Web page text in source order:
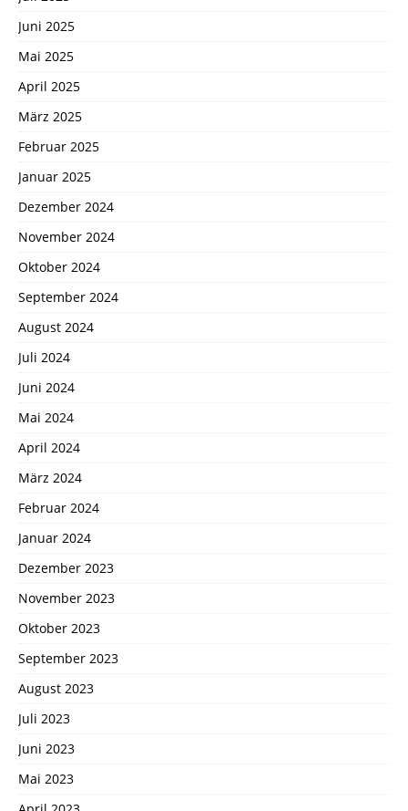
Juni 2025
Mai 2025
April 2025
März 2025
Februar 2025
Januar 2025
Dezember 2024
November 2024
Oktober 2024
September 2024
August 2024
Juli 2024
Juni 2024
Mai 2024
April 2024
März 2024
Februar 2024
Januar 2024
Dezember 2023
November 2023
Oktober 2023
September 2023
August 2023
Juli 2023
Juni 2023
Mai 2023